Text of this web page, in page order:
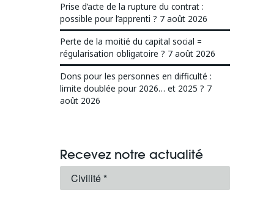
Prise d’acte de la rupture du contrat :
possible pour l’apprenti ? 7 août 2026
Perte de la moitié du capital social =
régularisation obligatoire ? 7 août 2026
Dons pour les personnes en difficulté :
limite doublée pour 2026… et 2025 ? 7
août 2026
Recevez notre actualité